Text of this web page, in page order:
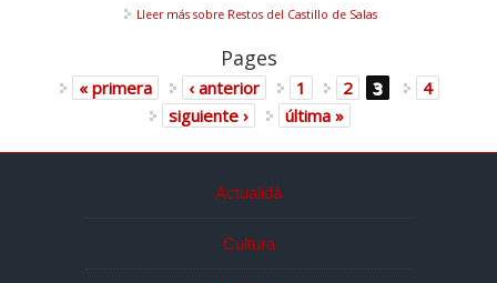
Lleer más sobre Restos del Castillo de Salas
Pages
« primera ‹ anterior 1 2 3
4
siguiente ›
última »
Actualidá
Cultura